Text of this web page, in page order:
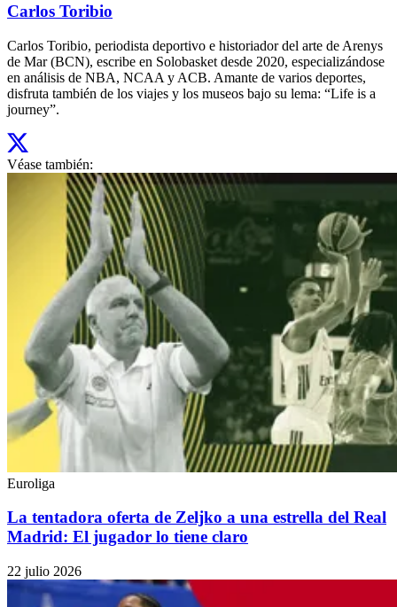
Carlos Toribio
Carlos Toribio, periodista deportivo e historiador del arte de Arenys
de Mar (BCN), escribe en Solobasket desde 2020, especializándose
en análisis de NBA, NCAA y ACB. Amante de varios deportes,
disfruta también de los viajes y los museos bajo su lema: “Life is a
journey”.
Véase también:
Euroliga
La tentadora oferta de Zeljko a una estrella del Real
Madrid: El jugador lo tiene claro
22 julio 2026